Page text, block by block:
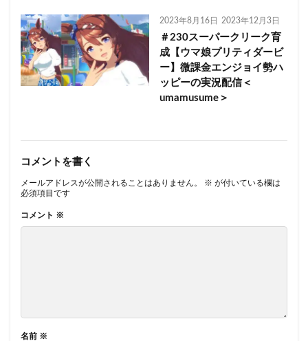
2023年8月16日 2023年12月3日
＃230スーパークリーク育
成【ウマ娘プリティダービ
ー】微課金エンジョイ勢ハ
ッピーの実況配信＜
umamusume＞
コメントを書く
メールアドレスが公開されることはありません。 ※ が付いている欄は
必須項目です
コメント ※
名前 ※